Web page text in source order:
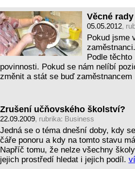
Věcné
05.05.2012,
Pokud jsme
Podle
povinnosti. Pokud se nám nelíbí
změnit a stát se buď
Zrušení učňovského školství?
22.09.2009, rubrika: Business
Jedná se o téma dnešní doby, kdy
čáře ponoru a kdy na tomto stavu
Napříč tomu, že nelze všechny
jejich prostředí hledat i jejich podíl.